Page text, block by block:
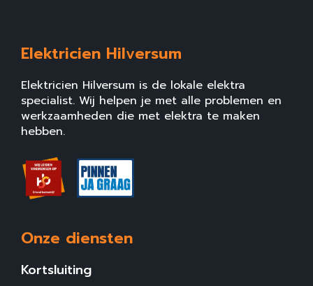
Elektricien Hilversum
Elektricien Hilversum is de lokale elektra
specialist. Wij helpen je met alle problemen en
werkzaamheden die met elektra te maken
hebben.
Onze diensten
Kortsluiting